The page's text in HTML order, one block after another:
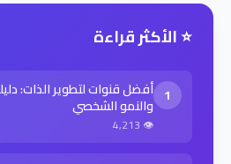
⭐ الأكثر قراءة
1 أفضل قنوات لتطوير الذات:
والنمو الشخصي
👁 4,213